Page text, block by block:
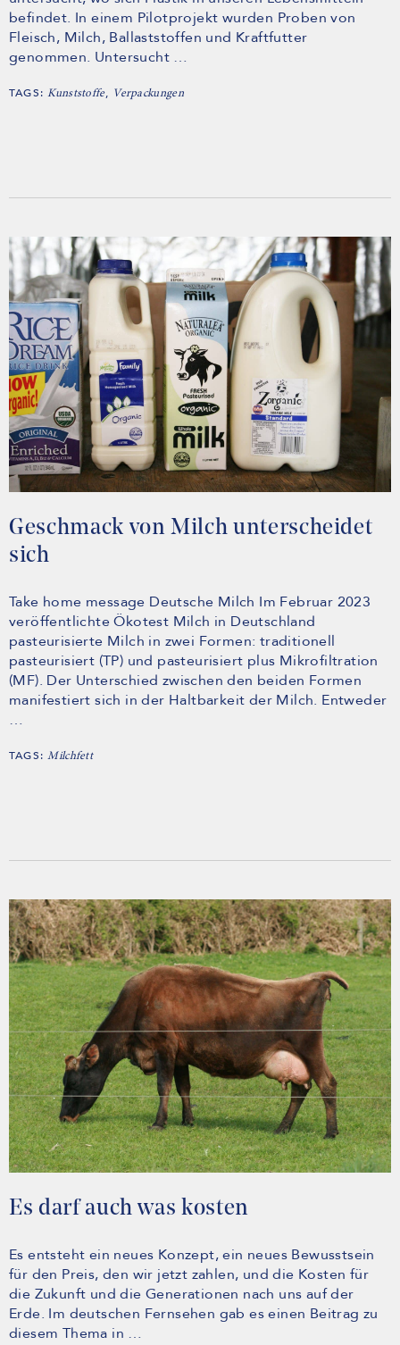
befindet. In einem Pilotprojekt wurden Proben von
Fleisch, Milch, Ballaststoffen und Kraftfutter
genommen. Untersucht …
TAGS:Kunststoffe, Verpackungen
Geschmack von Milch unterscheidet
sich
Take home message Deutsche Milch Im Februar 2023
veröffentlichte Ökotest Milch in Deutschland
pasteurisierte Milch in zwei Formen: traditionell
pasteurisiert (TP) und pasteurisiert plus Mikrofiltration
(MF). Der Unterschied zwischen den beiden Formen
manifestiert sich in der Haltbarkeit der Milch. Entweder
…
TAGS:Milchfett
Es darf auch was kosten
Es entsteht ein neues Konzept, ein neues Bewusstsein
für den Preis, den wir jetzt zahlen, und die Kosten für
die Zukunft und die Generationen nach uns auf der
Erde. Im deutschen Fernsehen gab es einen Beitrag zu
diesem Thema in …